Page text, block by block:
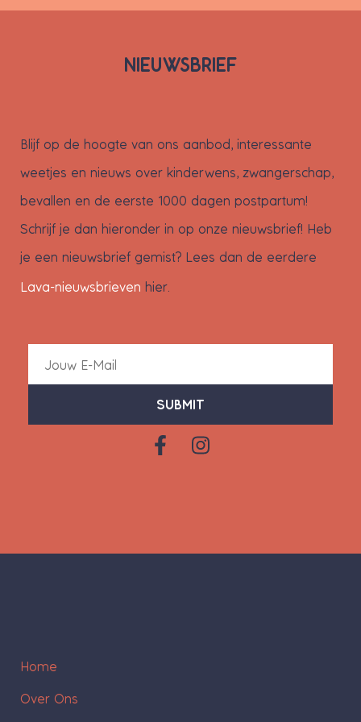
NIEUWSBRIEF
Blijf op de hoogte van ons aanbod, interessante
weetjes en nieuws over kinderwens, zwangerschap,
bevallen en de eerste 1000 dagen postpartum!
Schrijf je dan hieronder in op onze nieuwsbrief! Heb
je een nieuwsbrief gemist? Lees dan de eerdere
Lava-nieuwsbrieven hier.
SUBMIT
Home
Over Ons